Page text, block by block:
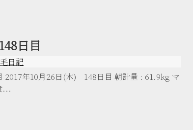
日目
日記
2017年10月26日(木) 148日目 朝計量 : 61.9kg マ
...